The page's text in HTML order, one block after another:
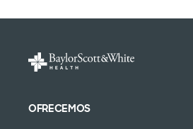
OFRECEMOS